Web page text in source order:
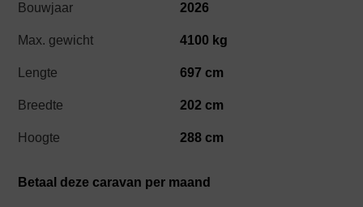
Bouwjaar 2026
Max. gewicht 4100 kg
Lengte 697 cm
Breedte 202 cm
Hoogte 288 cm
Betaal deze caravan per maand